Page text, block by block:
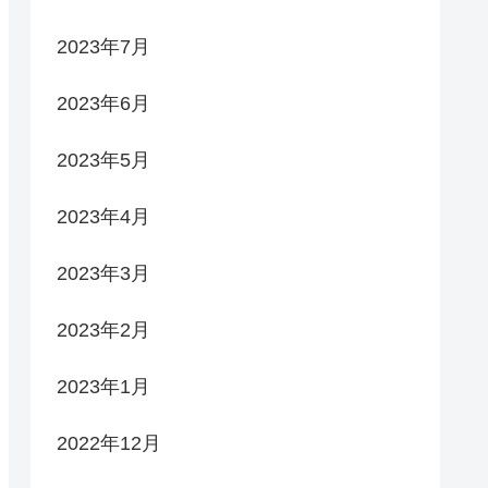
2023年7月
2023年6月
2023年5月
2023年4月
2023年3月
2023年2月
2023年1月
2022年12月